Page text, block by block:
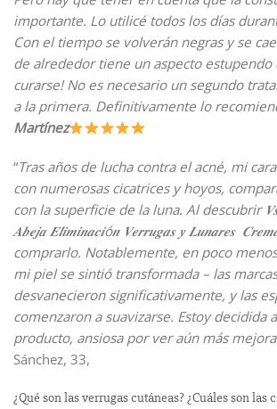
importante. Lo utilicé todos los días
Con el tiempo se volverán negras y se
de alrededor tiene un aspecto estupendo
curarse! No es necesario un segundo
a la primera. Definitivamente lo
Martínez
“Tras años de lucha contra el acné, mi
con numerosas cicatrices y hoyos,
con la superficie de la luna. Al descubrir
𝑨𝒃𝒆𝒋𝒂 𝑬𝒍𝒊𝒎𝒊𝒏𝒂𝒄𝒊ó𝒏 𝑽𝒆𝒓𝒓𝒖𝒈𝒂𝒔 𝒚 𝑳𝒖𝒏𝒂𝒓𝒆𝒔
comprarlo. Notablemente, en poco
mi piel se sintió transformada – las
desvanecieron significativamente, y las
comenzaron a suavizarse. Estoy decidida
producto, ansiosa por ver aún más
Sánchez, 33,
¿Qué son las verrugas cutáneas? ¿Cuáles son las